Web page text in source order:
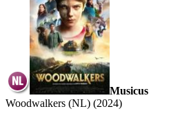
Musicus
Woodwalkers (NL) (2024)